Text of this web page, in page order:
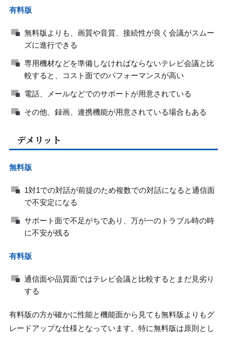
有料版
無料版よりも、画質や音質、接続性が良く会議がスムー
ズに進行できる
専用機材などを準備しなければならないテレビ会議と比
較すると、コスト面でのパフォーマンスが高い
電話、メールなどでのサポートが用意されている
その他、録画、連携機能が用意されている場合もある
デメリット
無料版
1対1での対話が前提のため複数での対話になると通信面
で不安定になる
サポート面で不足がちであり、万が一のトラブル時の時
に不安が残る
有料版
通信面や品質面ではテレビ会議と比較するとまだ見劣り
する
有料版の方が確かに性能と機能面から見ても無料版よりもグ
レードアップな仕様となっています。特に無料版は原則とし